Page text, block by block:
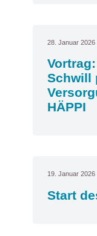
28. Januar 2026
Schwill
HÄPPI
19. Januar 2026
Start